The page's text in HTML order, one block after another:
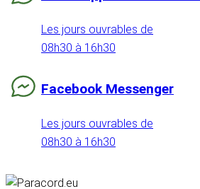
Les jours ouvrables de
08h30 à 16h30
Facebook Messenger
Les jours ouvrables de
08h30 à 16h30